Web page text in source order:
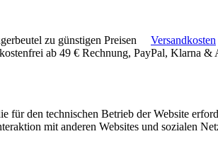
zu günstigen Preisen Versandkosten
ab 49 € Rechnung, PayPal, Klarna &
für den technischen Betrieb der Website
mit anderen Websites und sozialen